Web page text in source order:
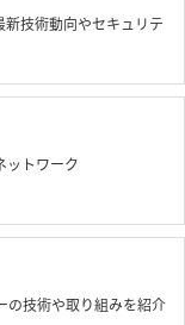
技術動向やセキュリテ
ットワーク
の技術や取り組みを紹介